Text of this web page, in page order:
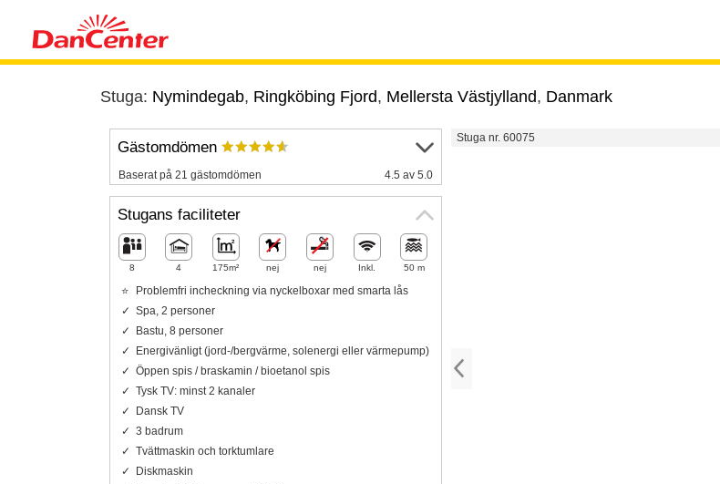
Stuga: Nymindegab, Ringköbing Fjord, Mellersta Västjylland, Danmark
Stuga nr. 60075
Gästomdömen
Baserat på 21 gästomdömen 4.5 av 5.0
Stugans faciliteter
8 4 175m² nej nej Inkl. 50 m
Problemfri incheckning via nyckelboxar med smarta lås
Spa, 2 personer
Bastu, 8 personer
Energivänligt (jord-/bergvärme, solenergi eller värmepump)
Öppen spis / braskamin / bioetanol spis
Tysk TV: minst 2 kanaler
Dansk TV
3 badrum
Tvättmaskin och torktumlare
Diskmaskin